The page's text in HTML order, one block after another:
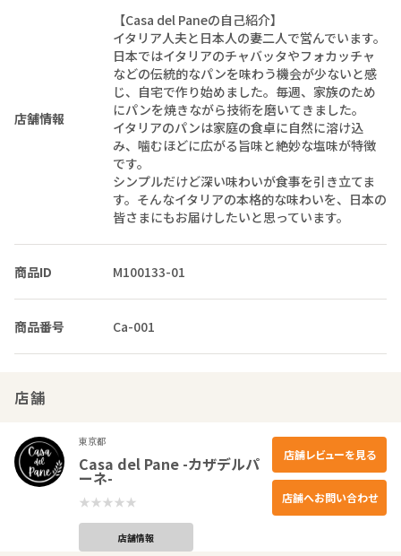
店舗情報
【Casa del Paneの自己紹介】
イタリア人夫と日本人の妻二人で営んでいます。
日本ではイタリアのチャバッタやフォカッチャ
などの伝統的なパンを味わう機会が少ないと感
じ、自宅で作り始めました。毎週、家族のため
にパンを焼きながら技術を磨いてきました。
イタリアのパンは家庭の食卓に自然に溶け込
み、噛むほどに広がる旨味と絶妙な塩味が特徴
です。
シンプルだけど深い味わいが食事を引き立てま
す。そんなイタリアの本格的な味わいを、日本の
皆さまにもお届けしたいと思っています。
商品ID M100133-01
商品番号 Ca-001
店舗
東京都
Casa del Pane -カザデルパ
ーネ-
店舗情報
店舗レビューを見る
店舗へお問い合わせ